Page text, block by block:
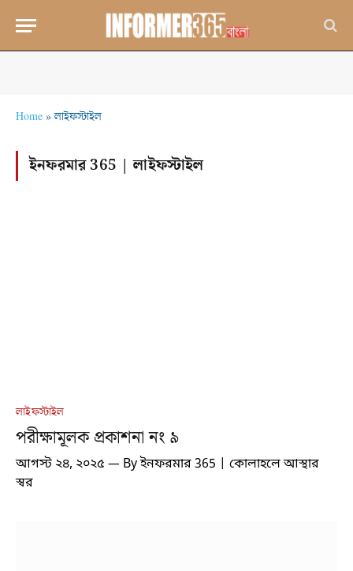
Home»লাইফস্টাইল
ইনফরমার 365 |লাইফস্টাইল
লাইফস্টাইল
পরীক্ষামূলক প্রকাশনা নং ৯
আগস্ট ২৪, ২০২৫ Byইনফরমার 365 | কোলাহলে আস্থার
স্বর